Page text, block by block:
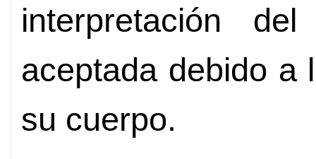
interpretación
aceptada debido a
su cuerpo.